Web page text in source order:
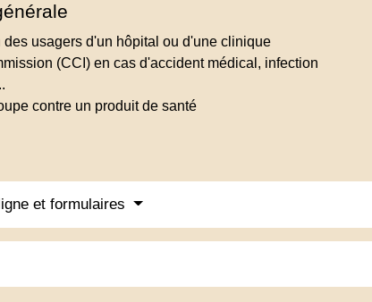
des usagers d'un hôpital ou d'une clinique
(CCI) en cas d'accident médical, infection
contre un produit de santé
et formulaires